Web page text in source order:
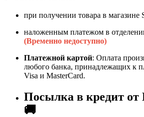
при получении товара в
наложенным платежом в
(Временно недоступно)
Платежной картой: Оплата
любого банка, принадлежащих к
Visa и MasterCard.
Посылка в кредит
🚚